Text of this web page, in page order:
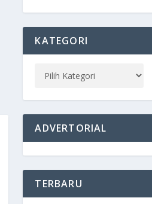
KATEGORI
ADVERTORIAL
TERBARU